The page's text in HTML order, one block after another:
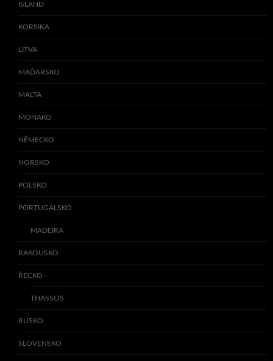
ISLAND
KORSIKA
LITVA
MAĎARSKO
MALTA
MONAKO
NĚMECKO
NORSKO
POLSKO
PORTUGALSKO
MADEIRA
RAKOUSKO
ŘECKO
THASSOS
RUSKO
SLOVENSKO